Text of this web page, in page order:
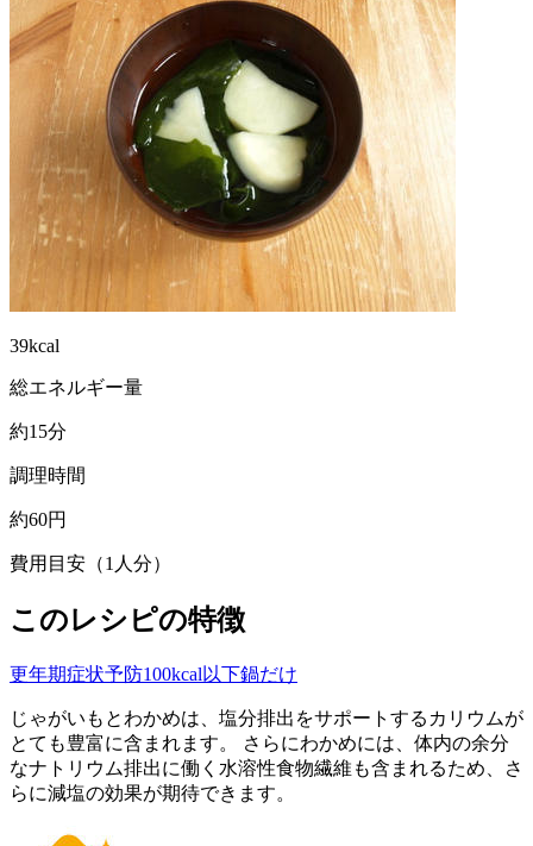
39kcal
総エネルギー量
約15分
調理時間
約60円
費用目安（1人分）
このレシピの特徴
更年期症状予防100kcal以下鍋だけ
じゃがいもとわかめは、塩分排出をサポートするカリウムが
とても豊富に含まれます。 さらにわかめには、体内の余分
なナトリウム排出に働く水溶性食物繊維も含まれるため、さ
らに減塩の効果が期待できます。